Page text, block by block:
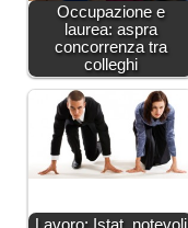
Occupazione e
laurea: aspra
concorrenza tra
colleghi
Lavoro: Istat, notevoli